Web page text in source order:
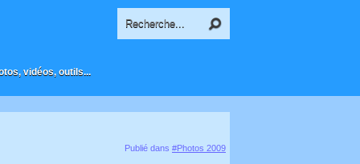
vidéos, outils...
Publié dans #Photos 2009